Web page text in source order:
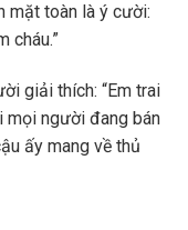
mặt toàn là ý cười:
cháu.”
giải thích: “Em trai
mọi người đang bán
ấy mang về thủ